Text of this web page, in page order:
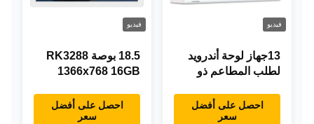
فيديو
13جهاز لوحة أندرويد
لطلب المطاعم ذو
0.3 بوصة، 1920×1080
شاشة تعمل باللمس،
احصل على أفضل
سعر
فيديو
18.5 بوصة RK3288
1366x768 16GB
جهاز لوحي اندرويد واحد
تصميم حديث
احصل على أفضل
سعر